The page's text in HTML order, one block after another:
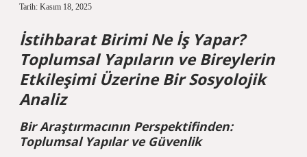
Tarih: Kasım 18, 2025
İstihbarat Birimi Ne İş Yapar?
Toplumsal Yapıların ve Bireylerin
Etkileşimi Üzerine Bir Sosyolojik
Analiz
Bir Araştırmacının Perspektifinden:
Toplumsal Yapılar ve Güvenlik